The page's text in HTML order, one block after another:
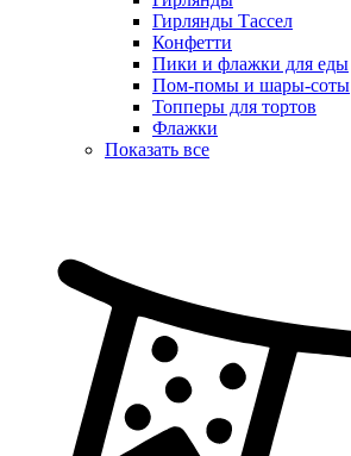
Гирлянды Тассел
Конфетти
Пики и флажки для еды
Пом-помы и шары-соты
Топперы для тортов
Флажки
Показать все